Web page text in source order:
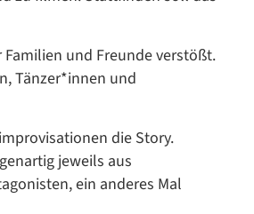
Familien und Freunde verstößt.
Tänzer*innen und
die Story.
jeweils aus
ein anderes Mal